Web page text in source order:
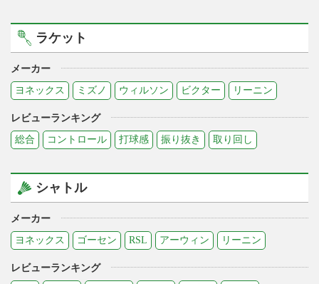
ラケット
メーカー
ヨネックス
ミズノ ウィルソン ビクター リーニン
レビューランキング
総合
コントロール 打球感 振り抜き 取り回し
シャトル
メーカー
ヨネックス
ゴーセン RSL アーウィン リーニン
レビューランキング